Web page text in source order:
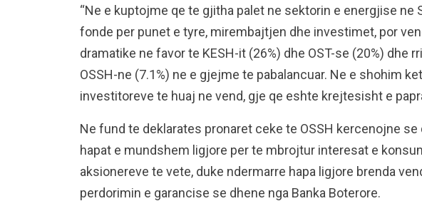
“Ne e kuptojme qe te gjitha palet ne sektorin e energjise ne
fonde per punet e tyre, mirembajtjen dhe investimet, por
dramatike ne favor te KESH-it (26%) dhe OST-se (20%) dhe
OSSH-ne (7.1%) ne e gjejme te pabalancuar. Ne e shohim
investitoreve te huaj ne vend, gje qe eshte krejtesisht e
Ne fund te deklarates pronaret ceke te OSSH kercenojne
hapat e mundshem ligjore per te mbrojtur interesat e
aksionereve te vete, duke ndermarre hapa ligjore brenda
perdorimin e garancise se dhene nga Banka Boterore.